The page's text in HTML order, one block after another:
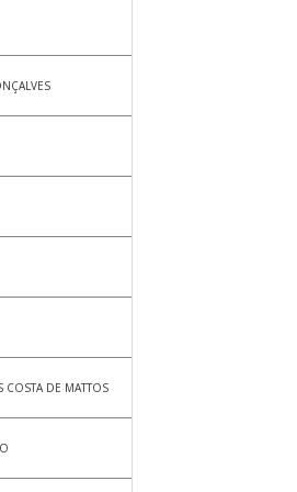
COSTA DE MATTOS